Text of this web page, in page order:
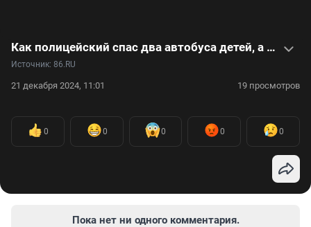
Как полицейский спас два автобуса детей, а после разбогател: видео
Источник: 86.RU
21 декабря 2024, 11:01 19 просмотров
0 0 0 0 0
Пока нет ни одного комментария.